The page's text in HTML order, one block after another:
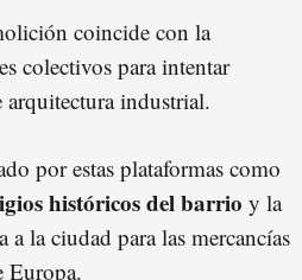
coincide con la
colectivos para intentar
arquitectura industrial.
por estas plataformas como
históricos del barrio y la
a la ciudad para las mercancías
Europa.